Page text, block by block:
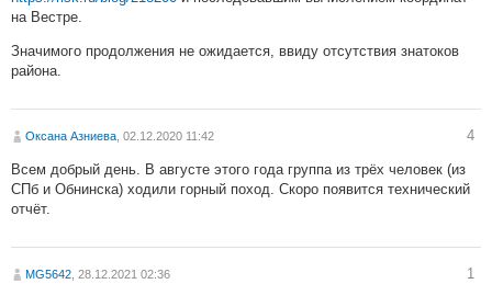
на Вестре.
Значимого продолжения не ожидается, ввиду отсутствия знатоков
района.
Оксана Азниева , 02.12.2020 11:42 4
Всем добрый день. В августе этого года группа из трёх человек (из
СПб и Обнинска) ходили горный поход. Скоро появится технический
отчёт.
MG5642 , 28.12.2021 02:36 1